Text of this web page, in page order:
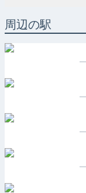
周辺の駅